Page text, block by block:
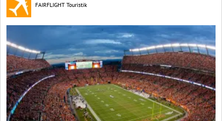
FAIRFLIGHT Touristik